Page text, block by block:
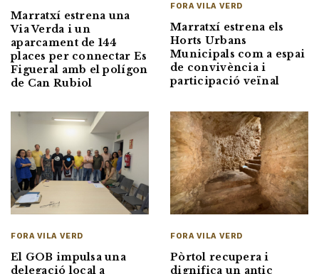
Marratxí estrena una
Via Verda i un
aparcament de 144
places per connectar Es
Figueral amb el polígon
de Can Rubiol
FORA VILA VERD
Marratxí estrena els
Horts Urbans
Municipals com a espai
de convivència i
participació veïnal
FORA VILA VERD
El GOB impulsa una
delegació local a
FORA VILA VERD
Pòrtol recupera i
dignifica un antic